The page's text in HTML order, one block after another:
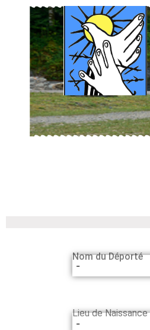
Nom du Déporté
-
Lieu de Naissance
-